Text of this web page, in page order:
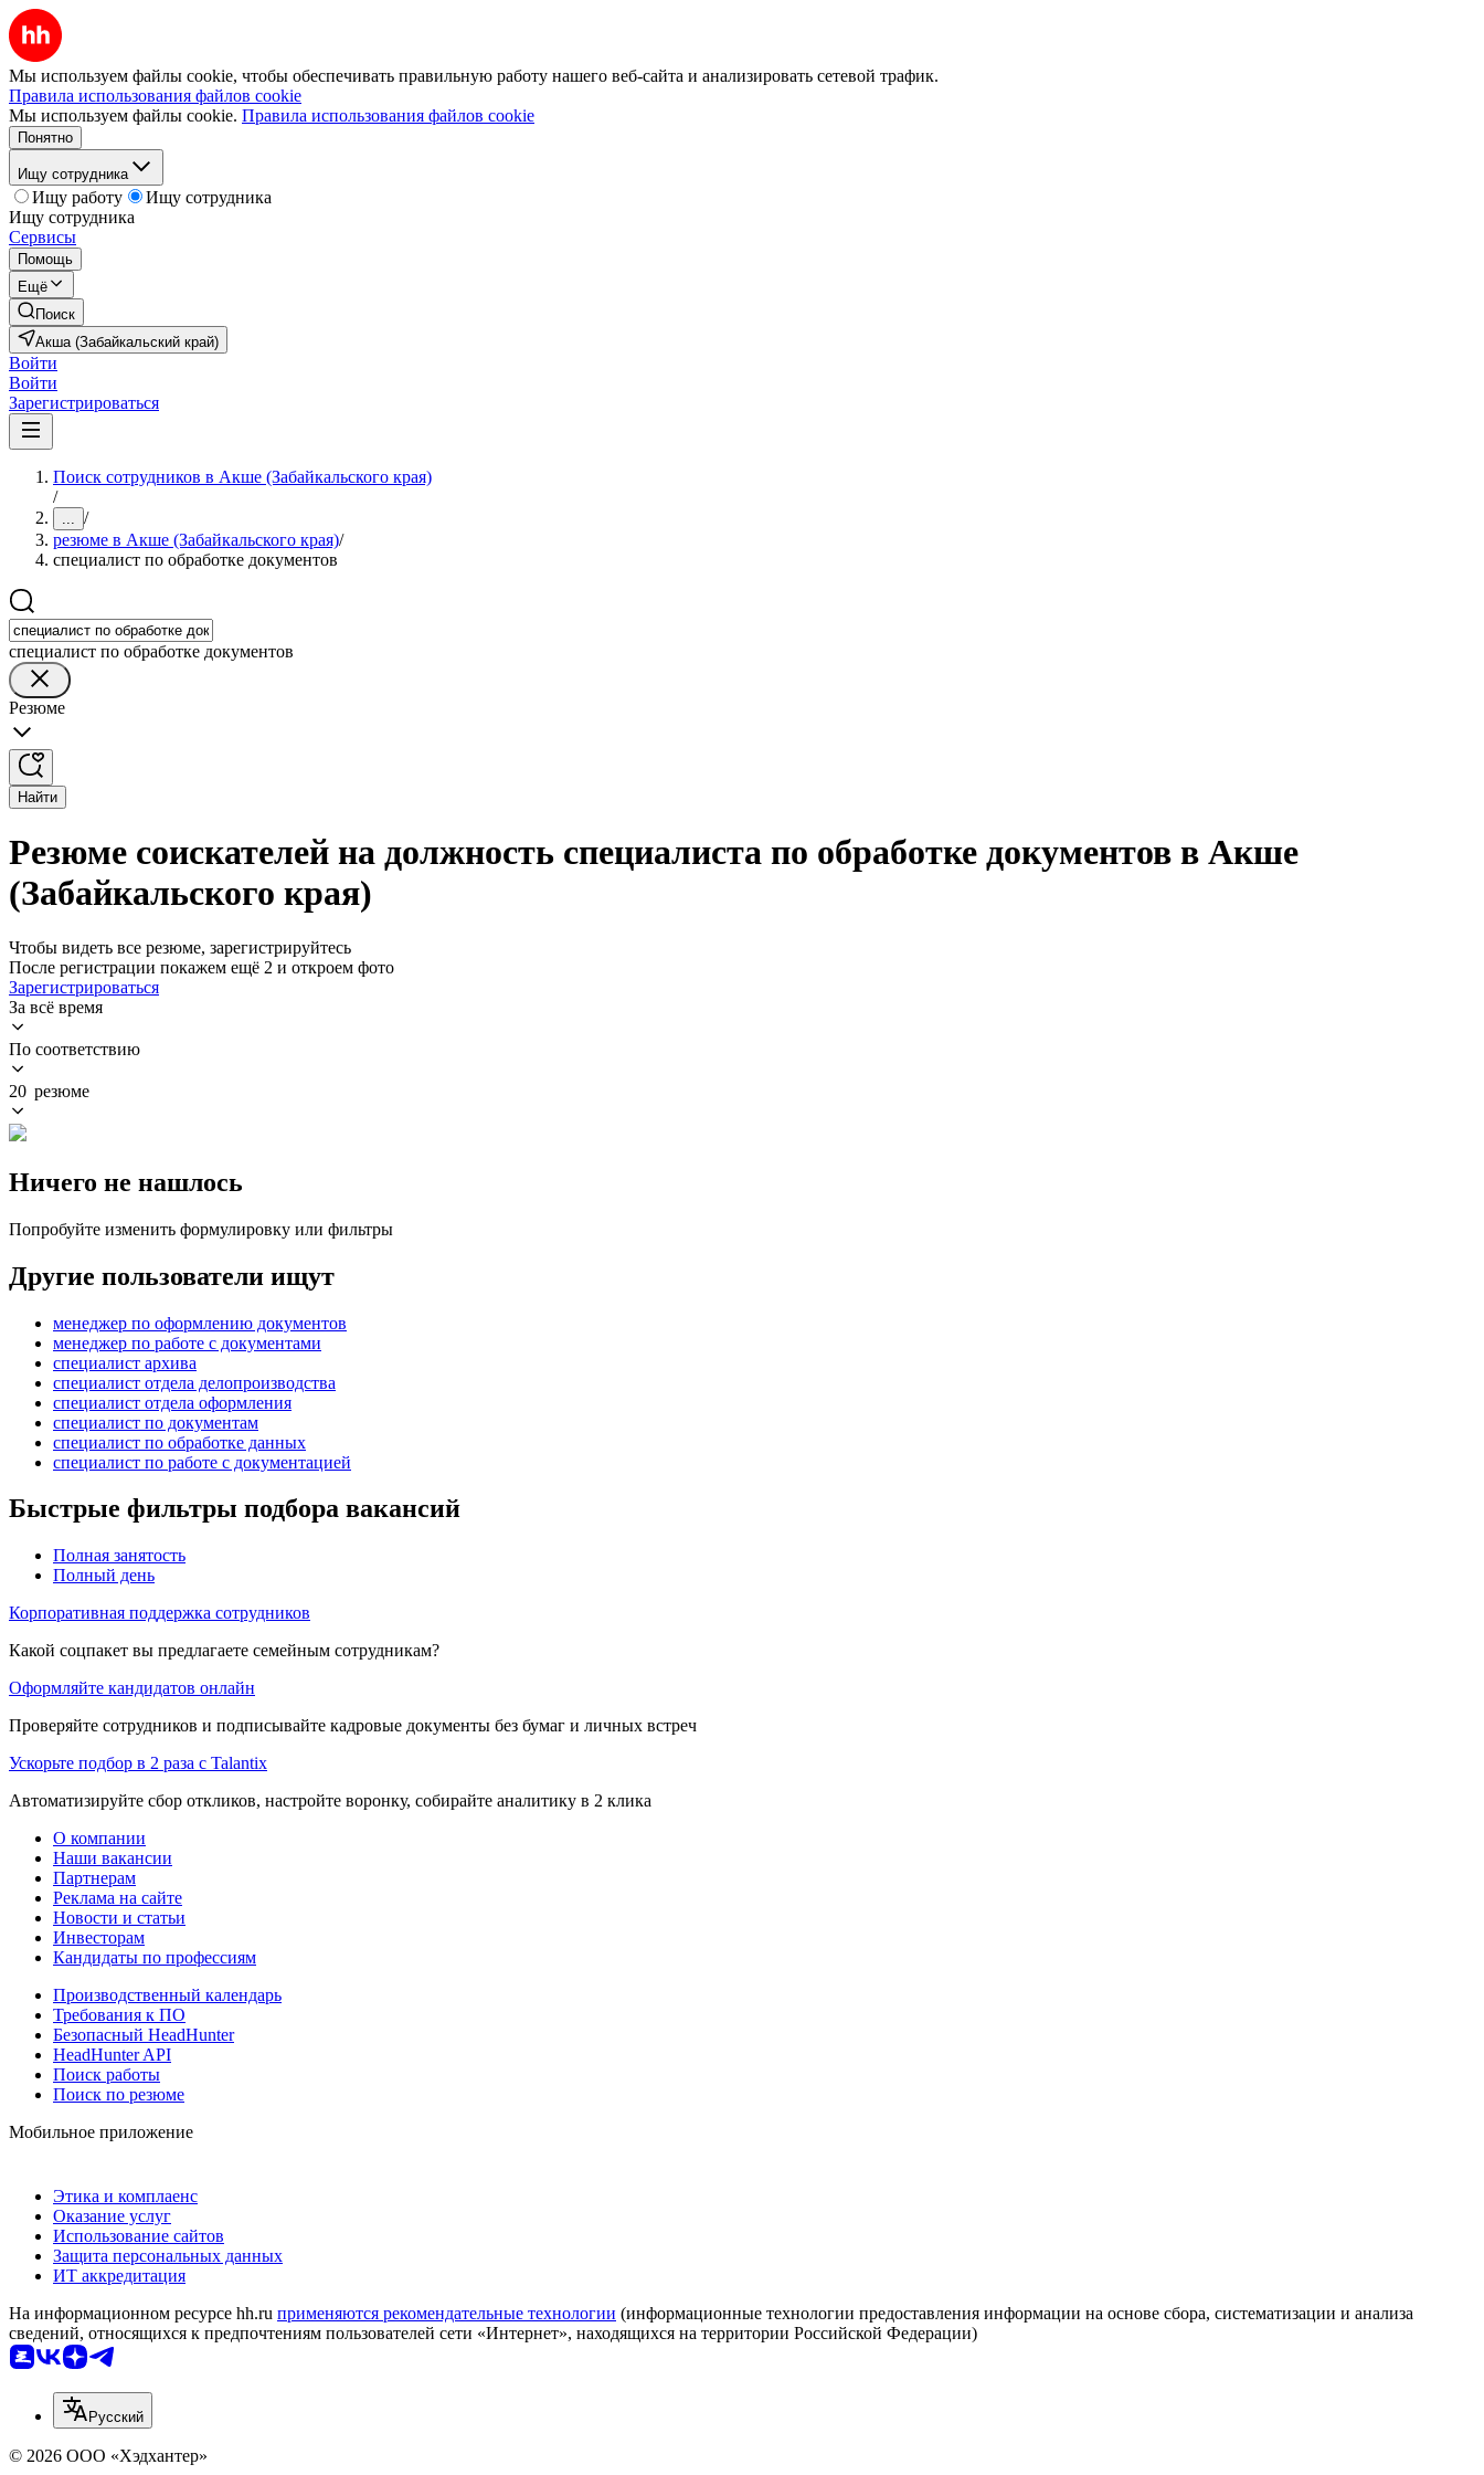
Мы используем файлы cookie, чтобы обеспечивать правильную работу нашего веб-сайта и анализировать сетевой трафик.
Правила использования файлов cookie
Мы используем файлы cookie. Правила использования файлов cookie
Понятно
Ищу сотрудника
Ищу работу
Ищу сотрудника
Ищу сотрудника
Сервисы
Помощь
Ещё
Поиск
Акша (Забайкальский край)
Войти
Войти
Зарегистрироваться
Поиск сотрудников в Акше (Забайкальского края)
/
... /
резюме в Акше (Забайкальского края)/
специалист по обработке документов
специалист по обработке документов
Резюме
Найти
Резюме соискателей на должность специалиста по обработке документов в Акше
(Забайкальского края)
Чтобы видеть все резюме, зарегистрируйтесь
После регистрации покажем ещё 2 и откроем фото
Зарегистрироваться
За всё время
По соответствию
20 резюме
Ничего не нашлось
Попробуйте изменить формулировку или фильтры
Другие пользователи ищут
менеджер по оформлению документов
менеджер по работе с документами
специалист архива
специалист отдела делопроизводства
специалист отдела оформления
специалист по документам
специалист по обработке данных
специалист по работе с документацией
Быстрые фильтры подбора вакансий
Полная занятость
Полный день
Корпоративная поддержка сотрудников
Какой соцпакет вы предлагаете семейным сотрудникам?
Оформляйте кандидатов онлайн
Проверяйте сотрудников и подписывайте кадровые документы без бумаг и личных встреч
Ускорьте подбор в 2 раза с Talantix
Автоматизируйте сбор откликов, настройте воронку, собирайте аналитику в 2 клика
О компании
Наши вакансии
Партнерам
Реклама на сайте
Новости и статьи
Инвесторам
Кандидаты по профессиям
Производственный календарь
Требования к ПО
Безопасный HeadHunter
HeadHunter API
Поиск работы
Поиск по резюме
Мобильное приложение
Этика и комплаенс
Оказание услуг
Использование сайтов
Защита персональных данных
ИТ аккредитация
На информационном ресурсе hh.ru применяются рекомендательные технологии (информационные технологии предоставления информации на основе сбора, систематизации и анализа
сведений, относящихся к предпочтениям пользователей сети «Интернет», находящихся на территории Российской Федерации)
Русский
© 2026 ООО «Хэдхантер»